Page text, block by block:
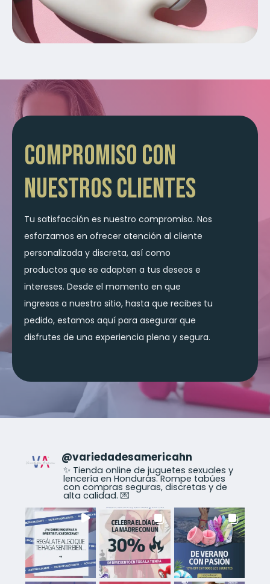
Compromiso con
Nuestros Clientes
Tu satisfacción es nuestro compromiso. Nos
esforzamos en ofrecer atención al cliente
personalizada y discreta, así como
productos que se adapten a tus deseos e
intereses. Desde el momento en que
ingresas a nuestro sitio, hasta que recibes tu
pedido, estamos aquí para asegurar que
disfrutes de una experiencia plena y segura.
@variedadesamericahn
✨ Tienda online de juguetes sexuales y
lencería en Honduras. Rompe tabúes
con compras seguras, discretas y de
alta calidad. 💌